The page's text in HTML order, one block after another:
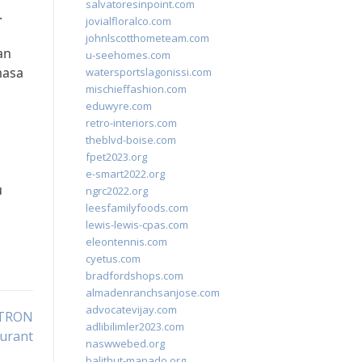
salvatoresinpoint.com
jovialfloralco.com
johnlscotthometeam.com
u-seehomes.com
watersportslagonissi.com
mischieffashion.com
eduwyre.com
retro-interiors.com
theblvd-boise.com
fpet2023.org
e-smart2022.org
ngrc2022.org
leesfamilyfoods.com
lewis-lewis-cpas.com
eleontennis.com
cyetus.com
bradfordshops.com
almadenranchsanjose.com
advocatevijay.com
adlibilimler2023.com
naswwebed.org